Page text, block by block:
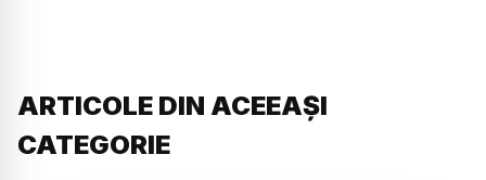
ARTICOLE DIN ACEEAȘI
CATEGORIE